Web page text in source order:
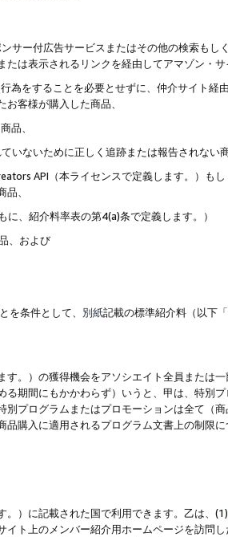
サー付広告サービスまたはその他の検索もし
たは表示されるリンクを経由してアマゾン・
為をすることを必要とせずに、仲介サイト経
客様が購入した商品、
品、
いないために正しく追跡または報告されない商
API（本ライセンスで定義します。）も
、
、紹介料率表の第4(a)条で定義します。）
、および
を条件として、 別紙記載の標準紹介料（以下「
す。）の獲得機会をアソシエイト全員または
期間にもかかわらず）いうと、甲は、特別
プログラムまたはプロモーションは全て（
購入に適用されるプログラム文書上の制限
。）に記載された国で利用できます。乙は、(1)
ト上のメンバー紹介用ホームページを訪問